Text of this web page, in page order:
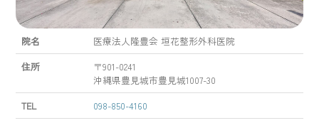
院名
医療法人隆豊会 垣花整形外科医院
住所
〒901-0241
沖縄県豊見城市豊見城1007-30
TEL
098-850-4160